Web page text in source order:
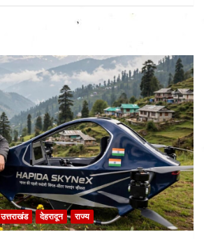
उत्तराखंड देहरादून राज्य